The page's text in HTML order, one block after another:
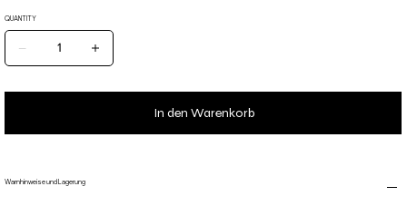
QUANTITY
In den Warenkorb
Warnhinweise und Lagerung